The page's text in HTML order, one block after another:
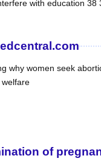
with education
women seek
of